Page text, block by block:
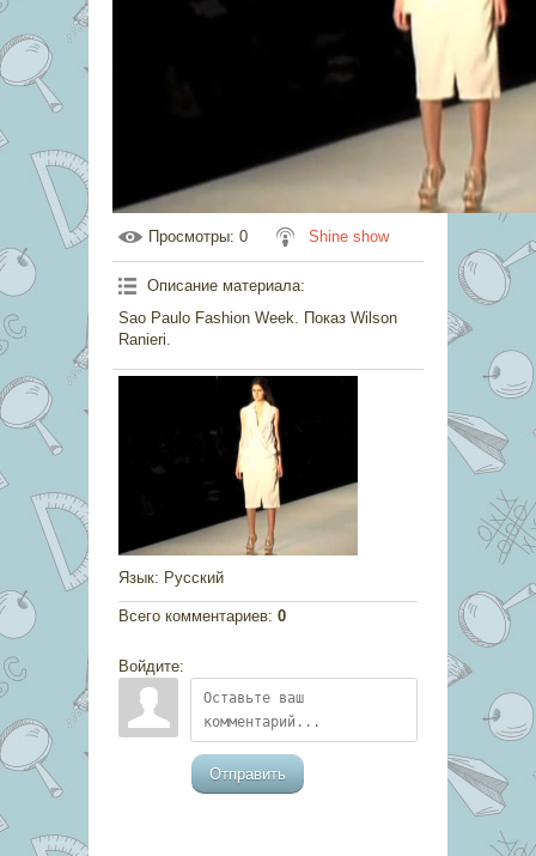
Просмотры: 0 Shine show
Описание материала:
Sao Paulo Fashion Week. Показ Wilson
Ranieri.
Язык: Русский
Всего комментариев: 0
Войдите:
Отправить